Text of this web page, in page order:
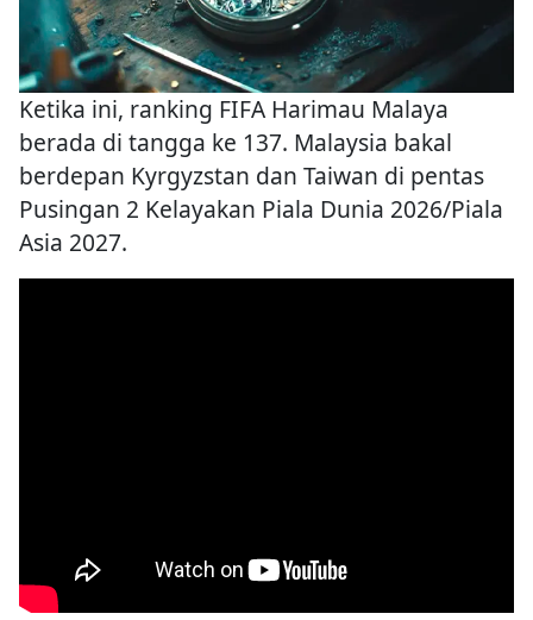
Ketika ini, ranking FIFA Harimau Malaya
berada di tangga ke 137. Malaysia bakal
berdepan Kyrgyzstan dan Taiwan di pentas
Pusingan 2 Kelayakan Piala Dunia 2026/Piala
Asia 2027.